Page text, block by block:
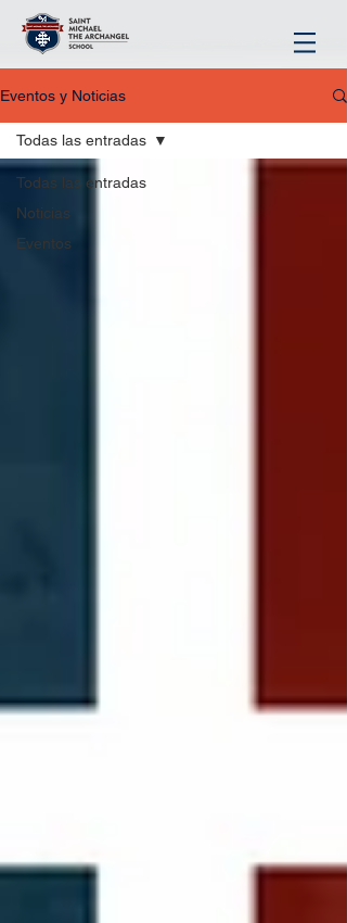
Eventos y Noticias
Todas las entradas
Noticias
Eventos
Todas las entradas